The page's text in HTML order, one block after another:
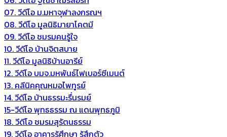
07. วีดีโอ ม.มหาจุฬาลงกรณฯ
08. วีดีโอ มูลนิธิมายาโคตมี
09. วีดีโอ ชมรมคนรู้ใจ
10. วีดีโอ บ้านจิตสบาย
11. วีดีโอ มูลนิธิบ้านอารีย์
12. วีดีโอ บมจ.มหพันธ์ไฟเบอร์ซีเมนต์
13. คลีนิคคุณหมอไพทูรย์
14. วีดีโอ บ้านธรรมะรื่นรมย์
15-วีดีโอ พุทธธรรม ณ แดนพุทธภูมิ
18. วีดีโอ ชมรมสุรัตนธรรม
19. วีดีโอ อาคารรู้ศึกษา รู้สึกตัว